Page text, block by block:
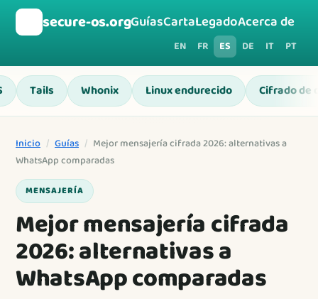
secure-os.orgGuíasCartaLegadoAcerca de
EN FR ES DE IT PT
Tails Whonix Linux endurecido Cifrado de
Inicio / Guías / Mejor mensajería cifrada 2026: alternativas a
WhatsApp comparadas
MENSAJERÍA
Mejor mensajería cifrada
2026: alternativas a
WhatsApp comparadas